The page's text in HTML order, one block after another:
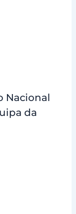
Nacional
da